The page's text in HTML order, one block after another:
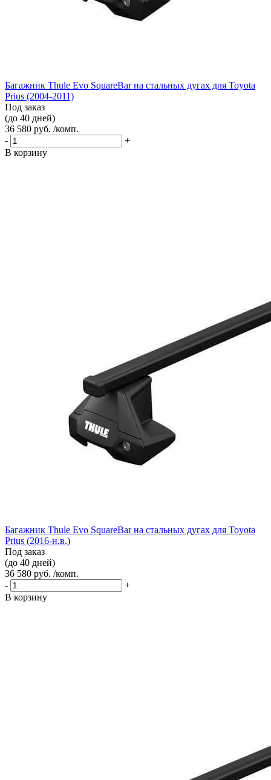
Багажник Thule Evo SquareBar на стальных дугах для Toyota
Prius (2004-2011)
Под заказ
(до 40 дней)
36 580 руб. /комп.
-
+
В корзину
Багажник Thule Evo SquareBar на стальных дугах для Toyota
Prius (2016-н.в.)
Под заказ
(до 40 дней)
36 580 руб. /комп.
-
+
В корзину